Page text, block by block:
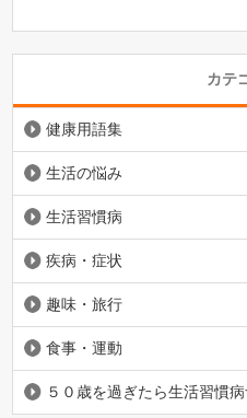
カテ
健康用語集
生活の悩み
生活習慣病
疾病・症状
趣味・旅行
食事・運動
５０歳を過ぎたら生活習慣